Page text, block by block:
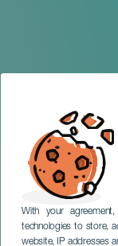
With your
technologies to store,
website, IP addresses